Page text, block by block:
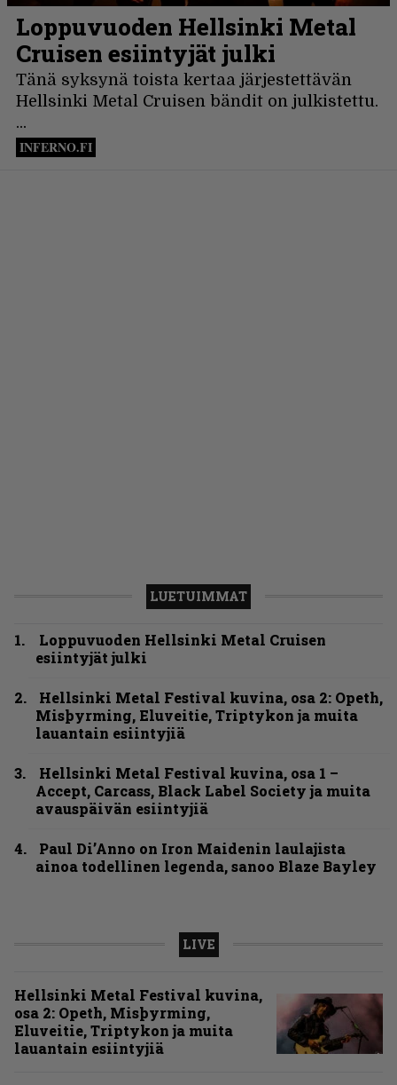
LUETUIMMAT
Loppuvuoden Hellsinki Metal Cruisen
esiintyjät julki
Hellsinki Metal Festival kuvina, osa 2: Opeth,
Misþyrming, Eluveitie, Triptykon ja muita
lauantain esiintyjiä
Hellsinki Metal Festival kuvina, osa 1 –
Accept, Carcass, Black Label Society ja muita
avauspäivän esiintyjiä
Paul Di’Anno on Iron Maidenin laulajista
ainoa todellinen legenda, sanoo Blaze Bayley
LIVE
Hellsinki Metal Festival kuvina,
osa 2: Opeth, Misþyrming,
Eluveitie, Triptykon ja muita
lauantain esiintyjiä